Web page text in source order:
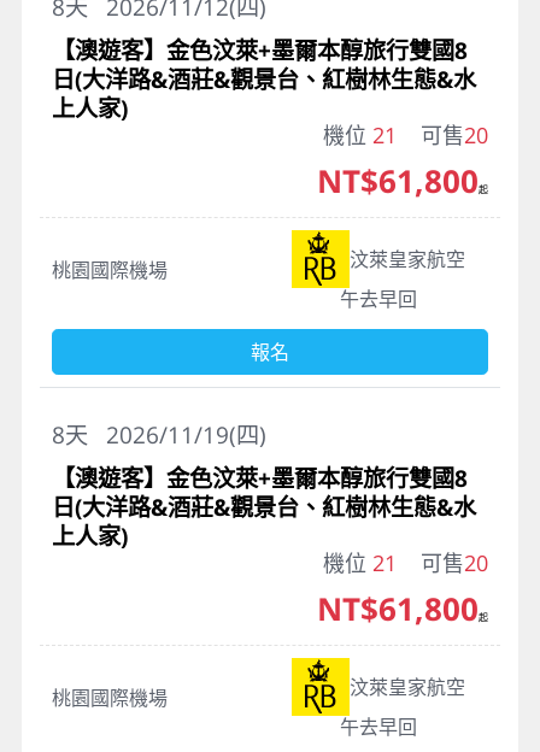
2026/11/12(四)
8天
【澳遊客】金色汶萊+墨爾本醇旅行雙國8
日(大洋路&酒莊&觀景台、紅樹林生態&水
上人家)
機位 21 可售20
桃園國際機場
汶萊皇家航空
午去早回
NT$61,800起
報名
2026/11/19(四)
8天
【澳遊客】金色汶萊+墨爾本醇旅行雙國8
日(大洋路&酒莊&觀景台、紅樹林生態&水
上人家)
機位 21 可售20
桃園國際機場
汶萊皇家航空
午去早回
NT$61,800起